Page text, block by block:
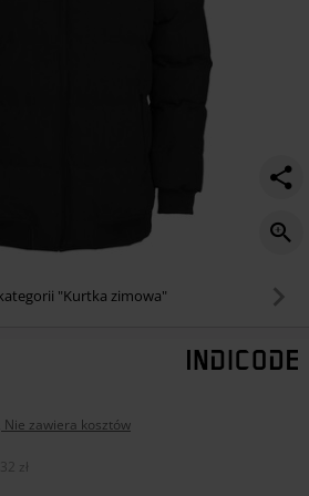
"Kurtka zimowa"
Nie zawiera kosztów
zł